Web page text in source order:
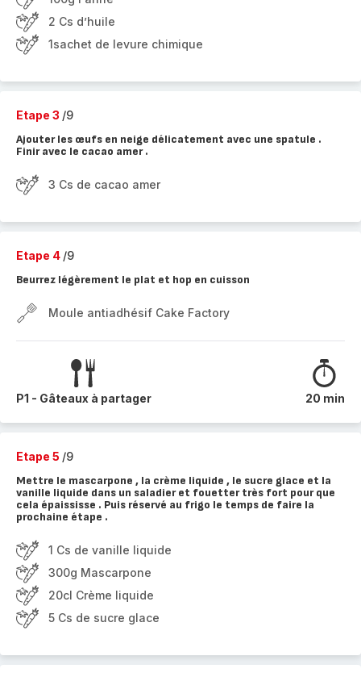
2 Cs d’huile
1sachet de levure chimique
Etape 3 /9
Ajouter les œufs en neige délicatement avec une spatule .
Finir avec le cacao amer .
3 Cs de cacao amer
Etape 4 /9
Beurrez légèrement le plat et hop en cuisson
Moule antiadhésif Cake Factory
P1 - Gâteaux à partager 20 min
Etape 5 /9
Mettre le mascarpone , la crème liquide , le sucre glace et la
vanille liquide dans un saladier et fouetter très fort pour que
cela épaississe . Puis réservé au frigo le temps de faire la
prochaine étape .
1 Cs de vanille liquide
300g Mascarpone
20cl Crème liquide
5 Cs de sucre glace